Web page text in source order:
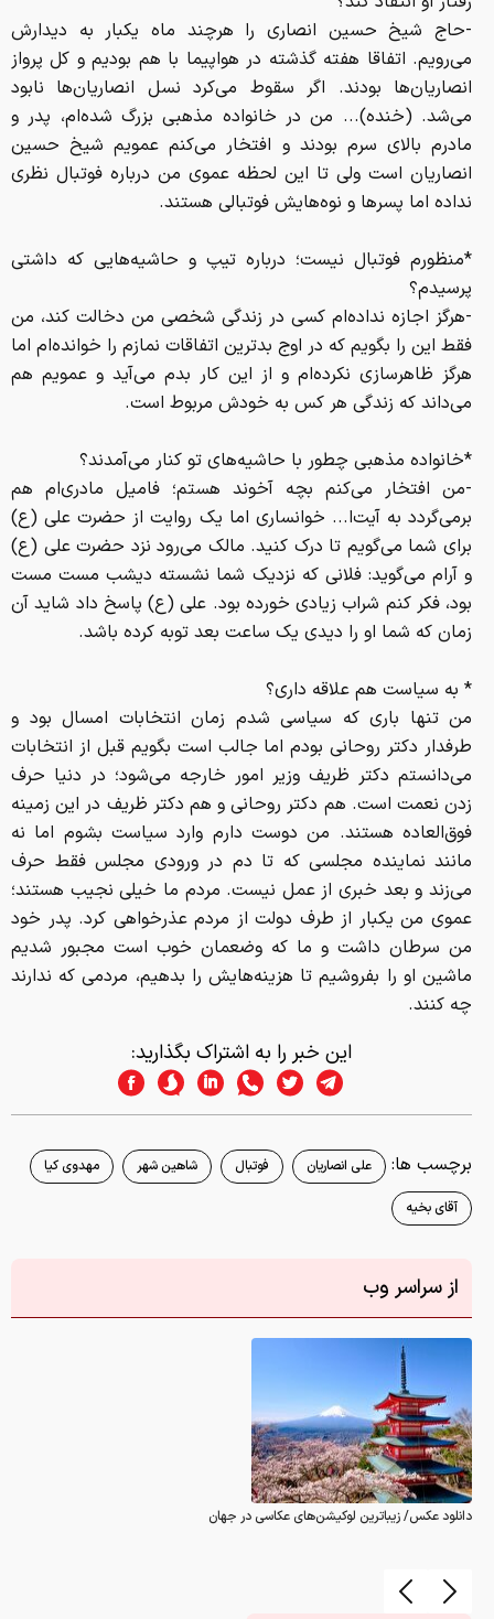
-حاج شیخ حسین انصاری را هرچند ماه یکبار به دیدارش
می‌رویم. اتفاقا هفته گذشته در هواپیما با هم بودیم و کل پرواز
انصاریان‌ها بودند. اگر سقوط می‌کرد نسل انصاریان‌ها نابود
می‌شد. (خنده)... من در خانواده مذهبی بزرگ شده‌ام، پدر و
مادرم بالای سرم بودند و افتخار می‌کنم عمویم شیخ حسین
انصاریان است ولی تا این لحظه عموی من درباره فوتبال نظری
نداده اما پسرها و نوه‌هایش فوتبالی هستند.
*منظورم فوتبال نیست؛ درباره تیپ و حاشیه‌هایی که داشتی
پرسیدم؟
-هرگز اجازه نداده‌ام کسی در زندگی شخصی من دخالت کند، من
فقط این را بگویم که در اوج بدترین اتفاقات نمازم را خوانده‌ام اما
هرگز ظاهرسازی نکرده‌ام و از این کار بدم می‌آید و عمویم هم
می‌داند که زندگی هر کس به خودش مربوط است.
*خانواده مذهبی چطور با حاشیه‌های تو کنار می‌آمدند؟
-من افتخار می‌کنم بچه آخوند هستم؛ فامیل مادری‌ام هم
برمی‌گردد به آیت‌ا... خوانساری اما یک روایت از حضرت علی (ع)
برای شما می‌گویم تا درک کنید. مالک می‌رود نزد حضرت علی (ع)
و آرام می‌گوید: فلانی که نزدیک شما نشسته دیشب مست مست
بود، فکر کنم شراب زیادی خورده بود. علی (ع) پاسخ داد شاید آن
زمان که شما او را دیدی یک ساعت بعد توبه کرده باشد.
* به سیاست هم علاقه داری؟
من تنها باری که سیاسی شدم زمان انتخابات امسال بود و
طرفدار دکتر روحانی بودم اما جالب است بگویم قبل از انتخابات
می‌دانستم دکتر ظریف وزیر امور خارجه می‌شود؛ در دنیا حرف
زدن نعمت است. هم دکتر روحانی و هم دکتر ظریف در این زمینه
فوق‌العاده هستند. من دوست دارم وارد سیاست بشوم اما نه
مانند نماینده مجلسی که تا دم در ورودی مجلس فقط حرف
می‌زند و بعد خبری از عمل نیست. مردم ما خیلی نجیب هستند؛
عموی من یکبار از طرف دولت از مردم عذرخواهی کرد. پدر خود
من سرطان داشت و ما که وضعمان خوب است مجبور شدیم
ماشین او را بفروشیم تا هزینه‌هایش را بدهیم، مردمی که ندارند
چه کنند.
این خبر را به اشتراک بگذارید:
برچسب ها: علی انصاریان فوتبال شاهین شهر مهدوی کیا
آقای بخیه
از سراسر وب
دانلود عکس/ زیباترین لوکیشن‌های عکاسی در جهان